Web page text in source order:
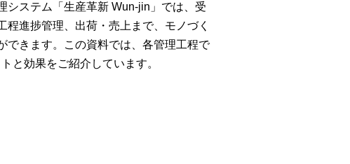
システム「生産革新 Wun-jin」では、受
進捗管理、出荷・売上まで、モノづく
できます。この資料では、各管理工程で
と効果をご紹介しています。